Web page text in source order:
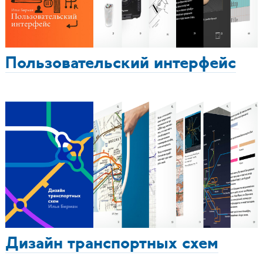
Пользовательский интерфейс
Дизайн транспортных схем